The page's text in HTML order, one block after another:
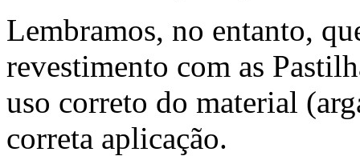
Lembramos, no entanto,
revestimento com as
uso correto do material
correta aplicação.